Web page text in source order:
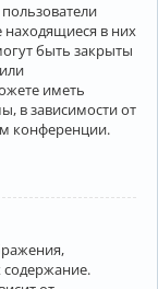
находящиеся в них
быть закрыты
иметь
в зависимости от
конференции.